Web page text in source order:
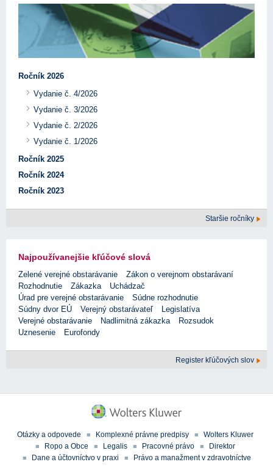
Ročník 2026
Vydanie č. 4/2026
Vydanie č. 3/2026
Vydanie č. 2/2026
Vydanie č. 1/2026
Ročník 2025
Ročník 2024
Ročník 2023
Staršie ročníky
Najpoužívanejšie kľúčové slová
Zelené verejné obstarávanie
Zákon o verejnom obstarávaní
Rozhodnutie
Zákazka
Uchádzač
Úrad pre verejné obstarávanie
Súdne rozhodnutie
Súdny dvor EÚ
Verejný obstarávateľ
Legislatíva
Verejné obstarávanie
Nadlimitná zákazka
Rozsudok
Uznesenie
Eurofondy
Register kľúčových slov
Otázky a odpovede Komplexné právne predpisy
Wolters Kluwer
Ropo a Obce
Legalis Pracovné právo
Direktor
Dane a účtovníctvo v praxi
Právo a manažment v zdravotníctve